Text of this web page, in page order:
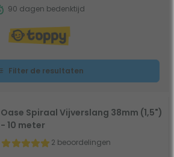
90 dagen bedenktijd
Filter de resultaten
Oase Spiraal Vijverslang 38mm (1,5")
- 10 meter
2 beoordelingen